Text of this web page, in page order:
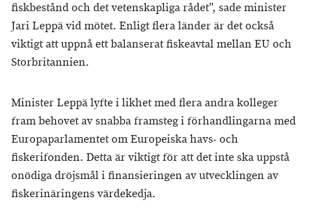
fiskbestånd och det vetenskapliga rådet”, sade minister
Jari Leppä vid mötet. Enligt flera länder är det också
viktigt att uppnå ett balanserat fiskeavtal mellan EU och
Storbritannien.
Minister Leppä lyfte i likhet med flera andra kolleger
fram behovet av snabba framsteg i förhandlingarna med
Europaparlamentet om Europeiska havs- och
fiskerifonden. Detta är viktigt för att det inte ska uppstå
onödiga dröjsmål i finansieringen av utvecklingen av
fiskerinäringens värdekedja.